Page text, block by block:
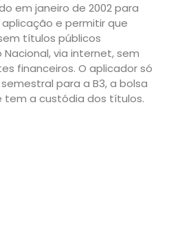
em janeiro de 2002 para
e permitir que
títulos públicos
via internet, sem
financeiros. O aplicador só
para a B3, a bolsa
tem a custódia dos títulos.